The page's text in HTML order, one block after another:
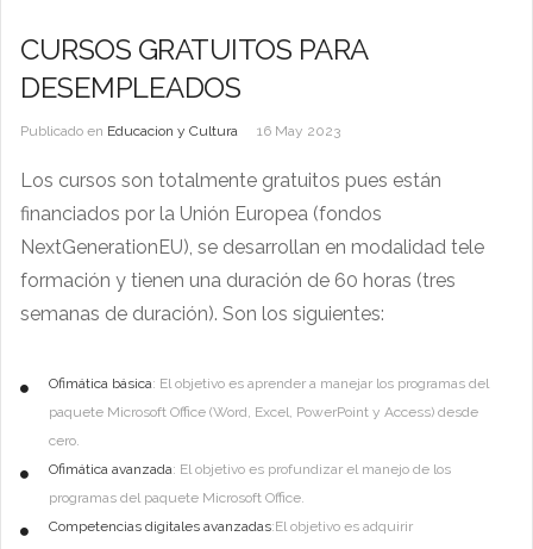
CURSOS GRATUITOS PARA
DESEMPLEADOS
Publicado en Educacion y Cultura 16 May 2023
Los cursos son totalmente gratuitos pues están
financiados por la Unión Europea (fondos
NextGenerationEU), se desarrollan en modalidad tele
formación y tienen una duración de 60 horas (tres
semanas de duración). Son los siguientes:
Ofimática básica: El objetivo es aprender a manejar los programas del
paquete Microsoft Office (Word, Excel, PowerPoint y Access) desde
cero.
Ofimática avanzada: El objetivo es profundizar el manejo de los
programas del paquete Microsoft Office.
Competencias digitales avanzadas:El objetivo es adquirir